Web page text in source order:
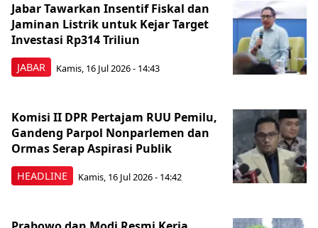
JABAR
Jabar Tawarkan Insentif Fiskal dan
Jaminan Listrik untuk Kejar Target
Investasi Rp314 Triliun
Kamis, 16 Jul 2026 - 14:43
HEADLINE
Komisi II DPR Pertajam RUU Pemilu,
Gandeng Parpol Nonparlemen dan
Ormas Serap Aspirasi Publik
Kamis, 16 Jul 2026 - 14:42